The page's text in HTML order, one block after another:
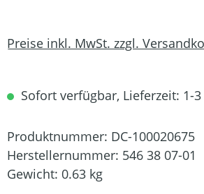
Preise inkl. MwSt. zzgl.
Sofort verfügbar, Lieferzeit: 1-3
Produktnummer: DC-100020675
Herstellernummer: 546 38 07-01
Gewicht: 0.63 kg